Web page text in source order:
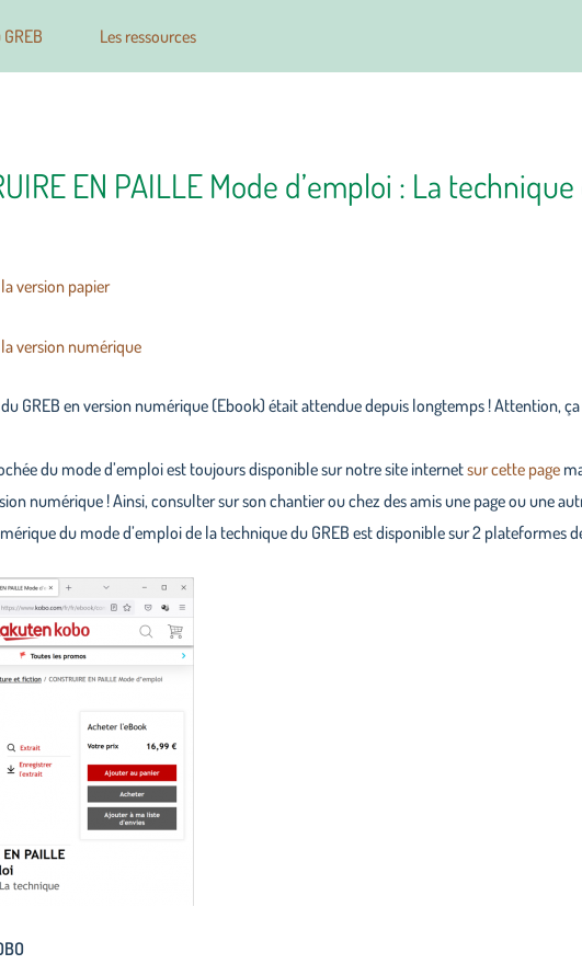
Les ressources
EN PAILLE Mode d’emploi : La
version papier
version numérique
GREB en version numérique (Ebook) était attendue depuis longtemps ! Attention, ça
du mode d’emploi est toujours disponible sur notre site internetsur cette page
numérique ! Ainsi, consulter sur son chantier ou chez des amis une page ou une
du mode d’emploi de la technique du GREB est disponible sur 2 plateformes